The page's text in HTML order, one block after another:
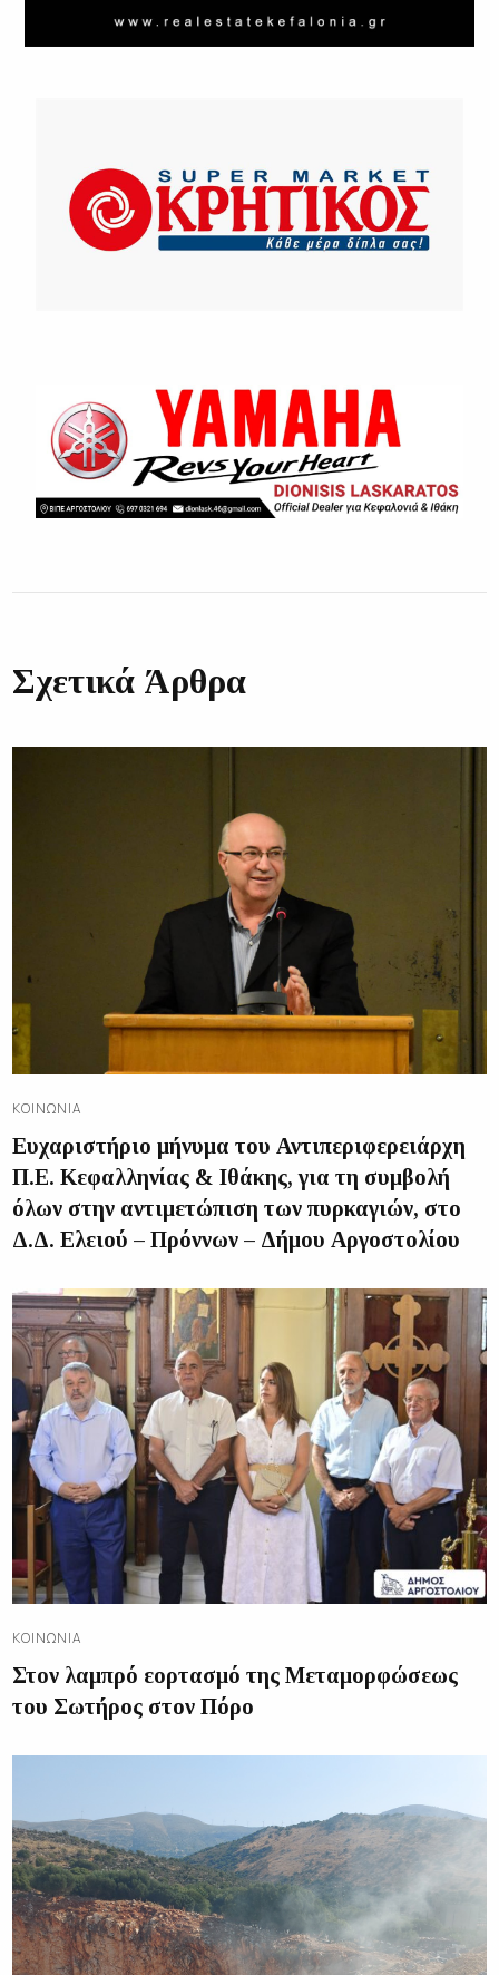
Σχετικά Άρθρα
ΚΟΙΝΩΝΊΑ
Ευχαριστήριο μήνυμα του Αντιπεριφερειάρχη
Π.Ε. Κεφαλληνίας & Ιθάκης, για τη συμβολή
όλων στην αντιμετώπιση των πυρκαγιών, στο
Δ.Δ. Ελειού – Πρόννων – Δήμου Αργοστολίου
ΚΟΙΝΩΝΊΑ
Στον λαμπρό εορτασμό της Μεταμορφώσεως
του Σωτήρος στον Πόρο